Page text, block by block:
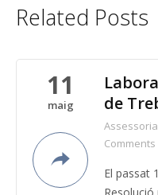
Related Posts
11
maig
de
El passat